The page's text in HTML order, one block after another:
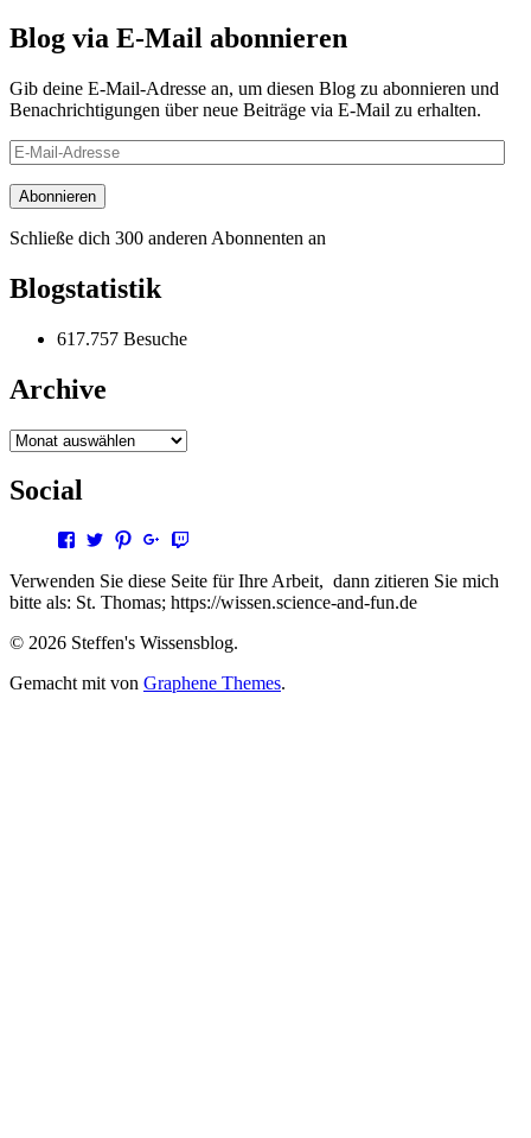
Blog via E-Mail abonnieren
Gib deine E-Mail-Adresse an, um diesen Blog zu abonnieren und
Benachrichtigungen über neue Beiträge via E-Mail zu erhalten.
E-
Mail-
Adresse
Abonnieren
Schließe dich 300 anderen Abonnenten an
Blogstatistik
617.757 Besuche
Archive
Archive
Social
Profil
steffen.thomas1
auf
Facebook
anzeigen
Profil
steto123
auf
Twitter
anzeigen
Profil
steffen3669
auf
Pinterest
anzeigen
Profil
Steffen
Thomas
auf
Google+
anzeigen
steto123
auf
Twitch
anzeigen
Verwenden Sie diese Seite für Ihre Arbeit, dann zitieren Sie mich
bitte als: St. Thomas; https://wissen.science-and-fun.de
© 2026 Steffen's Wissensblog.
Gemacht mit von Graphene Themes.